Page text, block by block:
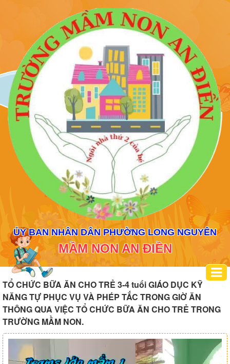
ỦY BAN NHÂN DÂN PHƯỜNG LONG NGUYÊN
MẦM NON AN ĐIỀN
TỔ CHỨC BỮA ĂN CHO TRẺ 3-4 tuổi GIÁO DỤC KỸ
NĂNG TỰ PHỤC VỤ VÀ PHÉP TẮC TRONG GIỜ ĂN
THÔNG QUA VIỆC TỔ CHỨC BỮA ĂN CHO TRẺ TRONG
TRƯỜNG MẦM NON.